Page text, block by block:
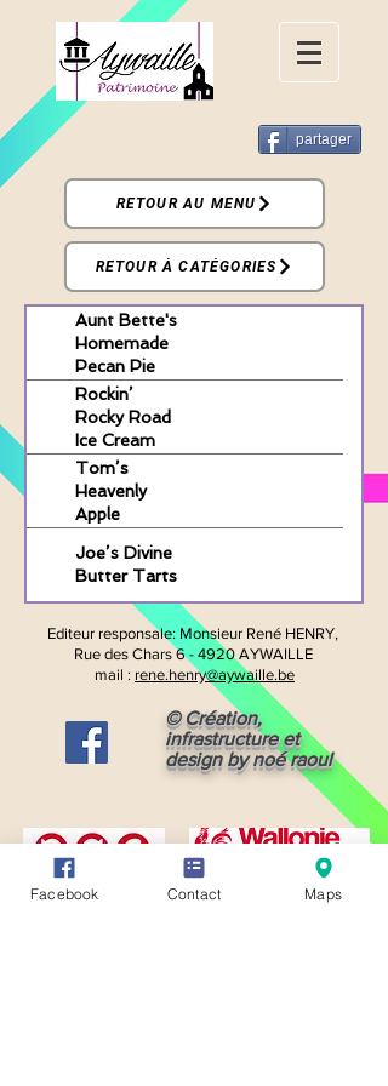
partager
Aunt Bette's
Homemade
Pecan Pie
Rockin’
Rocky Road
Ice Cream
Tom’s
Heavenly
Apple
Joe’s Divine
Butter Tarts
RETOUR AU MENU
RETOUR À CATÉGORIES
Editeur responsale: Monsieur René HENRY,
Rue des Chars 6 - 4920 AYWAILLE
mail : rene.henry@aywaille.be
© Création,
infrastructure et
design by noé raoul
Facebook Contact Maps